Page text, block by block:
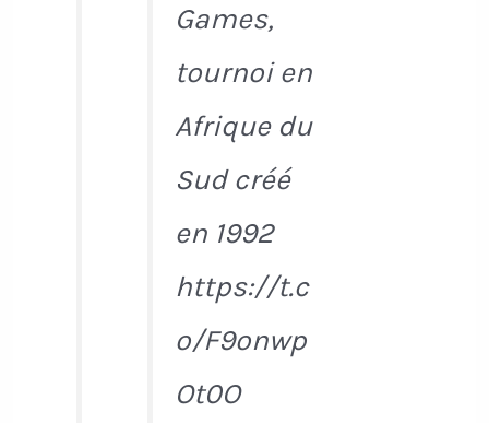
Games,
tournoi en
Afrique du
Sud créé
en 1992
https://t.c
o/F9onwp
Ot0O